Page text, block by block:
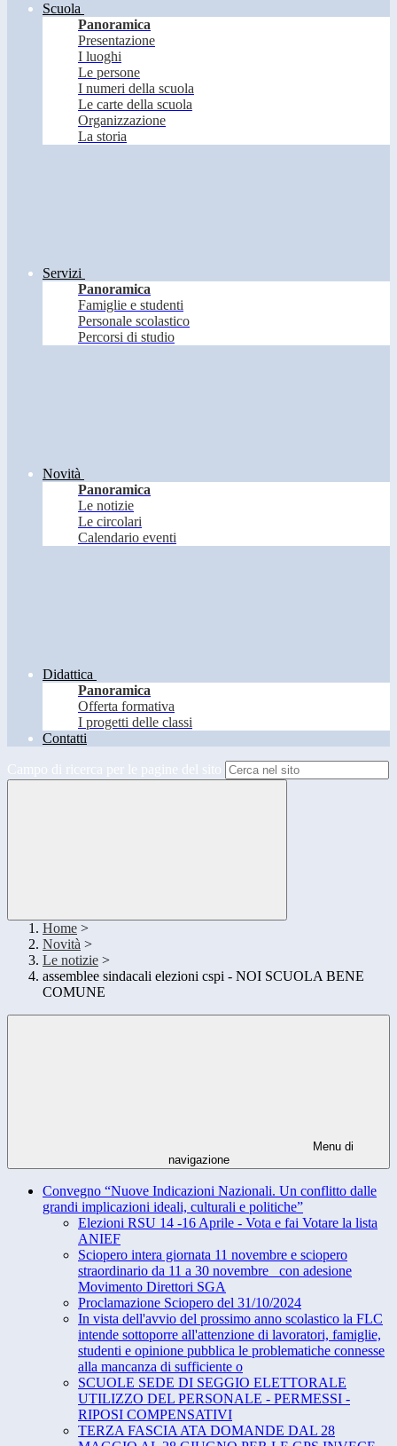
Scuola
Panoramica
Presentazione
I luoghi
Le persone
I numeri della scuola
Le carte della scuola
Organizzazione
La storia
Servizi
Panoramica
Famiglie e studenti
Personale scolastico
Percorsi di studio
Novità
Panoramica
Le notizie
Le circolari
Calendario eventi
Didattica
Panoramica
Offerta formativa
I progetti delle classi
Contatti
Campo di ricerca per le pagine del sito
Home >
Novità >
Le notizie >
assemblee sindacali elezioni cspi - NOI SCUOLA BENE
COMUNE
Menu di
navigazione
Convegno “Nuove Indicazioni Nazionali. Un conflitto dalle
grandi implicazioni ideali, culturali e politiche”
Elezioni RSU 14 -16 Aprile - Vota e fai Votare la lista
ANIEF
Sciopero intera giornata 11 novembre e sciopero
straordinario da 11 a 30 novembre_ con adesione
Movimento Direttori SGA
Proclamazione Sciopero del 31/10/2024
In vista dell'avvio del prossimo anno scolastico la FLC
intende sottoporre all'attenzione di lavoratori, famiglie,
studenti e opinione pubblica le problematiche connesse
alla mancanza di sufficiente o
SCUOLE SEDE DI SEGGIO ELETTORALE
UTILIZZO DEL PERSONALE - PERMESSI -
RIPOSI COMPENSATIVI
TERZA FASCIA ATA DOMANDE DAL 28